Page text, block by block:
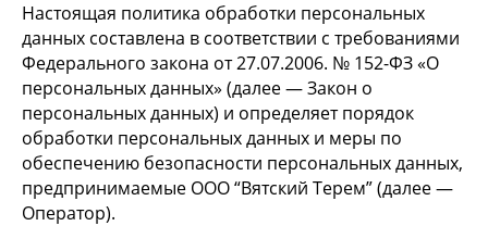
Настоящая политика обработки персональных
данных составлена в соответствии с требованиями
Федерального закона от 27.07.2006. № 152-ФЗ «О
персональных данных» (далее — Закон о
персональных данных) и определяет порядок
обработки персональных данных и меры по
обеспечению безопасности персональных данных,
предпринимаемые ООО “Вятский Терем” (далее —
Оператор).